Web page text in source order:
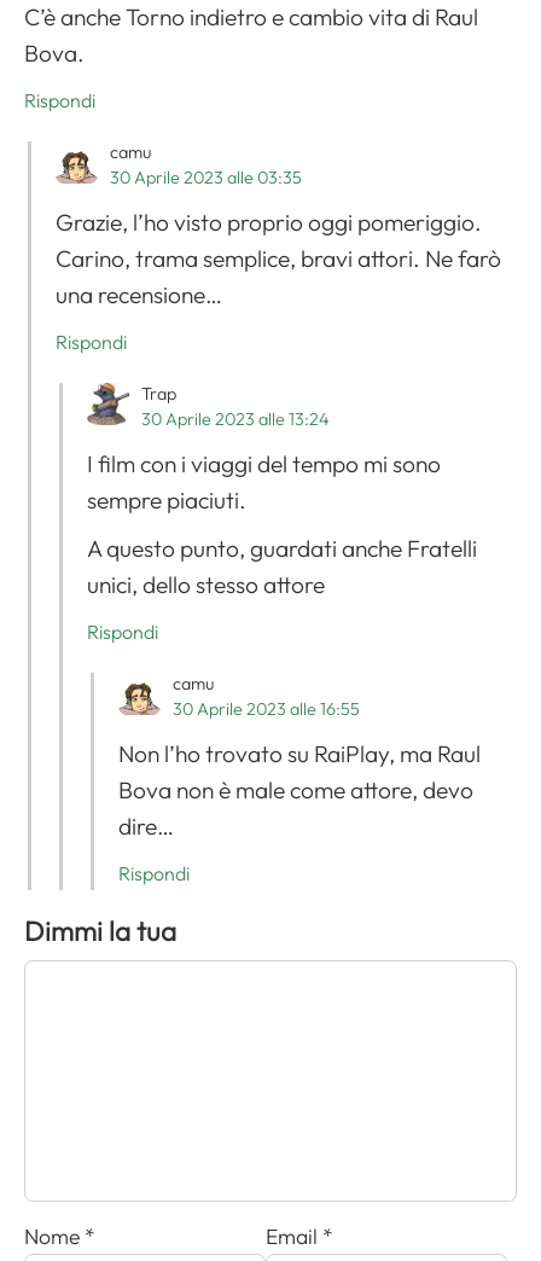
C’è anche Torno indietro e cambio vita di Raul
Bova.
Rispondi
camu
30 Aprile 2023 alle 03:35
Grazie, l’ho visto proprio oggi pomeriggio.
Carino, trama semplice, bravi attori. Ne farò
una recensione…
Rispondi
Trap
30 Aprile 2023 alle 13:24
I film con i viaggi del tempo mi sono
sempre piaciuti.
A questo punto, guardati anche Fratelli
unici, dello stesso attore
Rispondi
camu
30 Aprile 2023 alle 16:55
Non l’ho trovato su RaiPlay, ma Raul
Bova non è male come attore, devo
dire…
Rispondi
Dimmi la tua
Nome * Email *